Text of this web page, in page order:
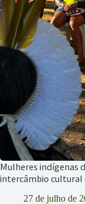
Mulheres indígenas
intercâmbio cultural
27 de julho de